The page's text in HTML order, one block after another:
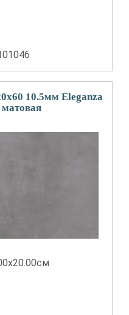
10.5мм Eleganza